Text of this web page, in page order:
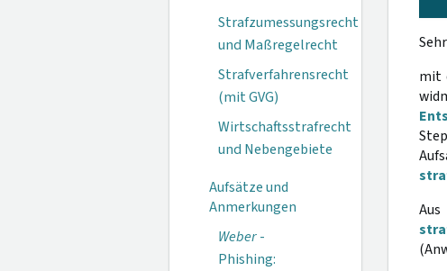
Strafzumessungsrecht
und Maßregelrecht
Strafverfahrensrecht
(mit GVG)
Wirtschaftsstrafrecht
und Nebengebiete
Aufsätze und
Anmerkungen
Weber-
Phishing:
mit